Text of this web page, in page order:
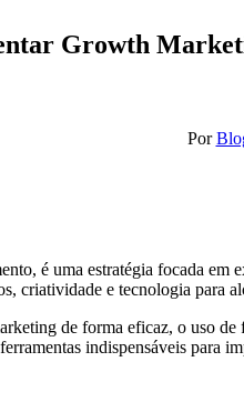
Growth
Por
é uma estratégia focada em
criatividade e tecnologia para
de forma eficaz, o uso
indispensáveis para